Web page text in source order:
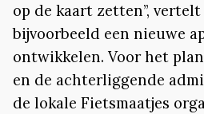
op de kaart zetten”, vertelt
bijvoorbeeld een nieuwe
ontwikkelen. Voor het
en de achterliggende
de lokale Fietsmaatjes